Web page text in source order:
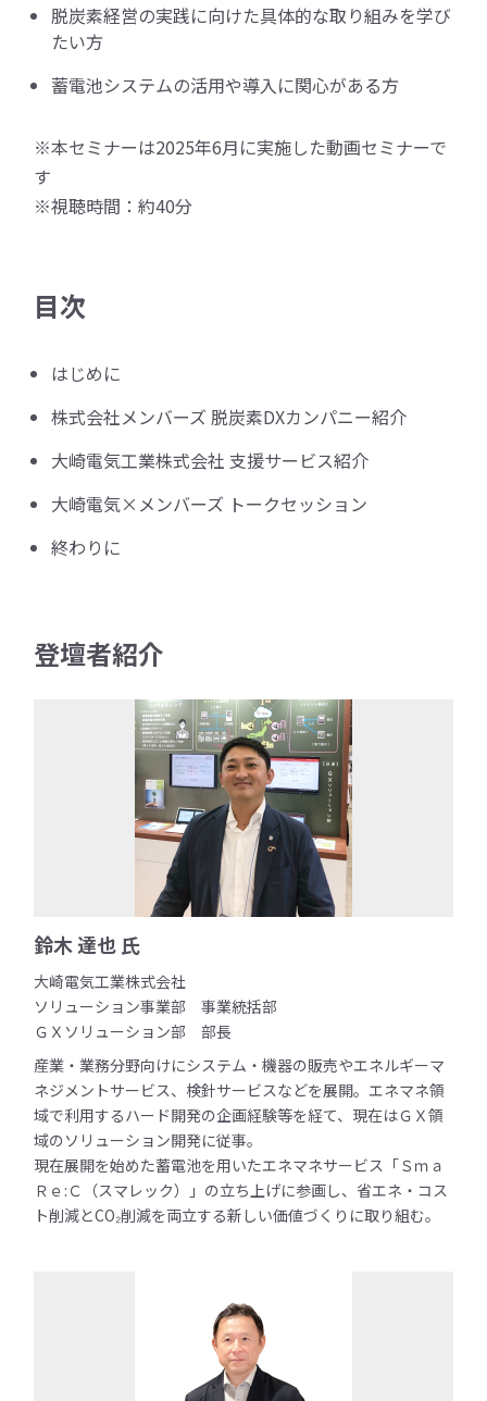
脱炭素経営の実践に向けた具体的な取り組みを学び
たい方
蓄電池システムの活用や導入に関心がある方
※本セミナーは2025年6月に実施した動画セミナーで
す
※視聴時間：約40分
目次
はじめに
株式会社メンバーズ 脱炭素DXカンパニー紹介
大崎電気工業株式会社 支援サービス紹介
大崎電気×メンバーズ トークセッション
終わりに
登壇者紹介
鈴木 達也 氏
大崎電気工業株式会社
ソリューション事業部 事業統括部
ＧＸソリューション部 部長
産業・業務分野向けにシステム・機器の販売やエネルギーマ
ネジメントサービス、検針サービスなどを展開。エネマネ領
域で利用するハード開発の企画経験等を経て、現在はＧＸ領
域のソリューション開発に従事。
現在展開を始めた蓄電池を用いたエネマネサービス「Ｓｍａ
Ｒｅ:Ｃ（スマレック）」の立ち上げに参画し、省エネ・コス
ト削減とCO₂削減を両立する新しい価値づくりに取り組む。